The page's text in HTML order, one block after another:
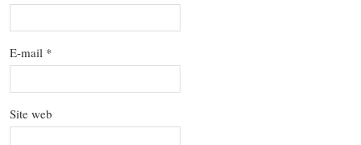
E-mail *
Site web